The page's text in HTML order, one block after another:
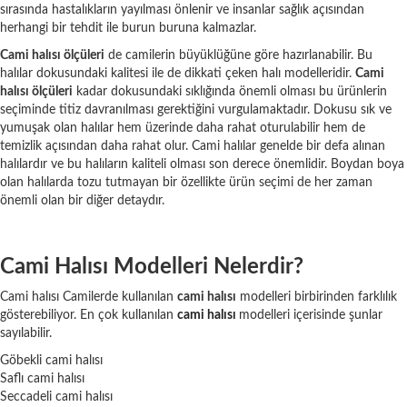
sırasında hastalıkların yayılması önlenir ve insanlar sağlık açısından
herhangi bir tehdit ile burun buruna kalmazlar.
Cami halısı ölçüleri de camilerin büyüklüğüne göre hazırlanabilir. Bu
halılar dokusundaki kalitesi ile de dikkati çeken halı modelleridir. Cami
halısı ölçüleri kadar dokusundaki sıklığında önemli olması bu ürünlerin
seçiminde titiz davranılması gerektiğini vurgulamaktadır. Dokusu sık ve
yumuşak olan halılar hem üzerinde daha rahat oturulabilir hem de
temizlik açısından daha rahat olur. Cami halılar genelde bir defa alınan
halılardır ve bu halıların kaliteli olması son derece önemlidir. Boydan boya
olan halılarda tozu tutmayan bir özellikte ürün seçimi de her zaman
önemli olan bir diğer detaydır.
Cami Halısı Modelleri Nelerdir?
Cami halısı Camilerde kullanılan cami halısı modelleri birbirinden farklılık
gösterebiliyor. En çok kullanılan cami halısı modelleri içerisinde şunlar
sayılabilir.
Göbekli cami halısı
Saflı cami halısı
Seccadeli cami halısı